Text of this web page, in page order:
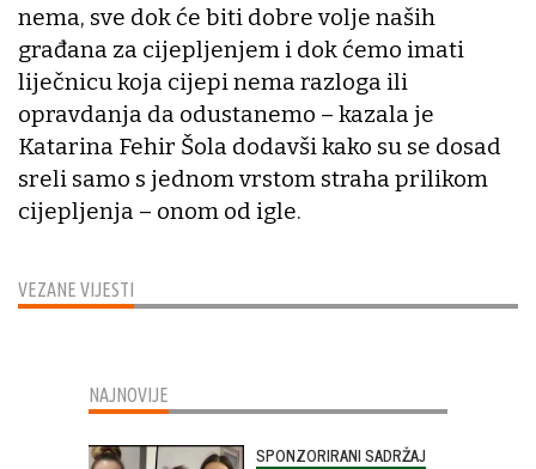
VEZANE VIJESTI
nema, sve dok će biti dobre volje naših
građana za cijepljenjem i dok ćemo imati
liječnicu koja cijepi nema razloga ili
opravdanja da odustanemo – kazala je
Katarina Fehir Šola dodavši kako su se dosad
sreli samo s jednom vrstom straha prilikom
cijepljenja – onom od igle.
NAJNOVIJE
SPONZORIRANI SADRŽAJ